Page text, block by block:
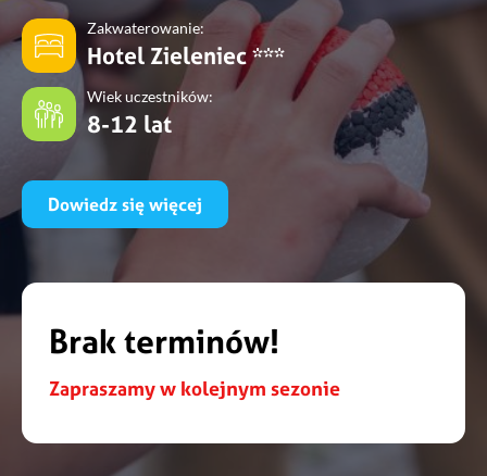
Zakwaterowanie:
Hotel Zieleniec ***
Wiek uczestników:
8-12 lat
Dowiedz się więcej
Brak terminów!
Zapraszamy w kolejnym sezonie